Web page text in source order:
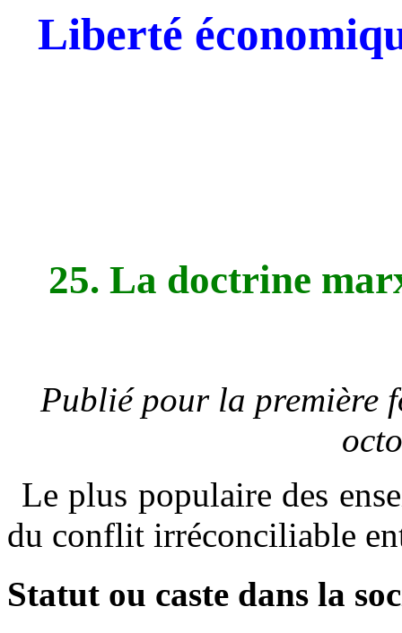
Liberté
25. La doctrine
Publié pour la première
Le plus populaire des
du conflit irréconciliable
Statut ou caste dans la